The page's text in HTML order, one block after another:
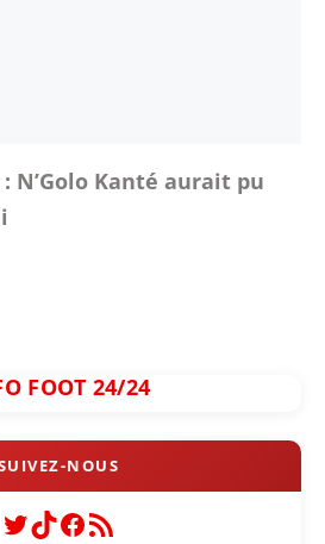
N’Golo Kanté aurait pu
FOOT 24/24
Twitter
TikTok
Facebook
Flux RSS